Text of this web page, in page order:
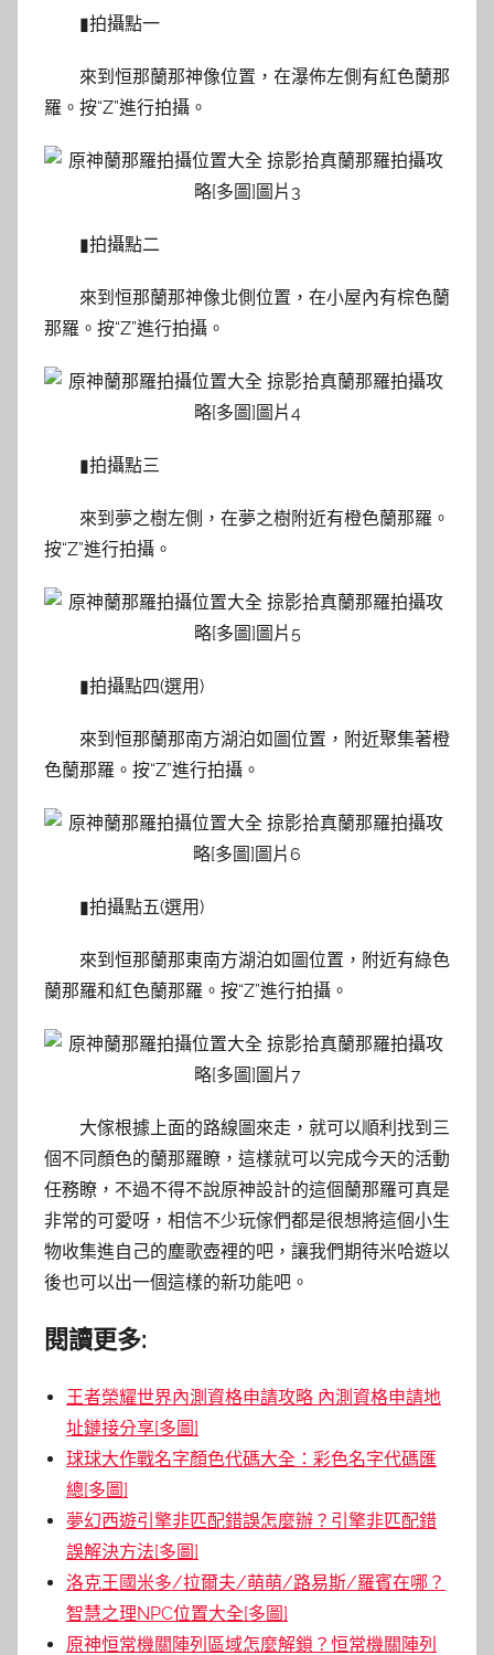
▮拍攝點一
來到恒那蘭那神像位置，在瀑佈左側有紅色蘭那
羅。按“Z”進行拍攝。
▮拍攝點二
來到恒那蘭那神像北側位置，在小屋內有棕色蘭
那羅。按“Z”進行拍攝。
▮拍攝點三
來到夢之樹左側，在夢之樹附近有橙色蘭那羅。
按“Z”進行拍攝。
▮拍攝點四(選用)
來到恒那蘭那南方湖泊如圖位置，附近聚集著橙
色蘭那羅。按“Z”進行拍攝。
▮拍攝點五(選用)
來到恒那蘭那東南方湖泊如圖位置，附近有綠色
蘭那羅和紅色蘭那羅。按“Z”進行拍攝。
大傢根據上面的路線圖來走，就可以順利找到三
個不同顏色的蘭那羅瞭，這樣就可以完成今天的活動
任務瞭，不過不得不說原神設計的這個蘭那羅可真是
非常的可愛呀，相信不少玩傢們都是很想將這個小生
物收集進自己的塵歌壺裡的吧，讓我們期待米哈遊以
後也可以出一個這樣的新功能吧。
閱讀更多:
王者榮耀世界內測資格申請攻略 內測資格申請地
址鏈接分享[多圖]
球球大作戰名字顏色代碼大全：彩色名字代碼匯
總[多圖]
夢幻西遊引擎非匹配錯誤怎麼辦？引擎非匹配錯
誤解決方法[多圖]
洛克王國米多/拉爾夫/萌萌/路易斯/羅賓在哪？
智慧之理NPC位置大全[多圖]
原神恒常機關陣列區域怎麼解鎖？恒常機關陣列